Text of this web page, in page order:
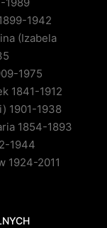
1942
(Izabela
1975
1841-1912
1901-1938
1854-1893
1944
1924-2011